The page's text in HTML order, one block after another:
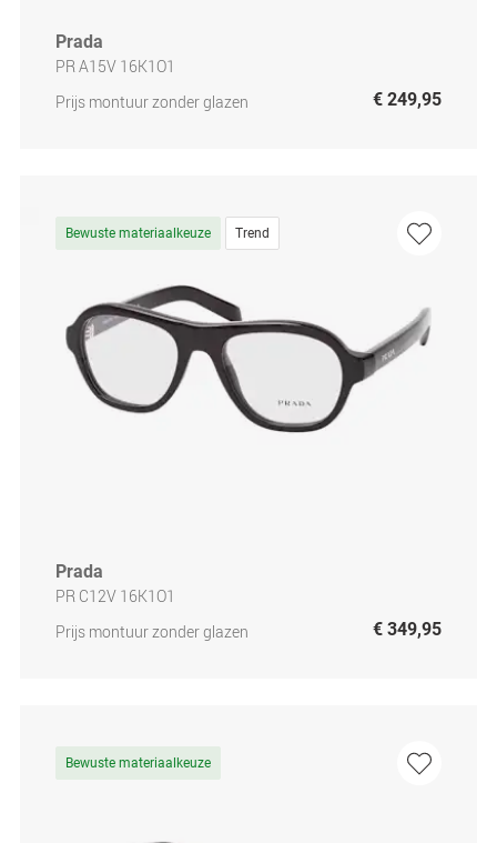
Prada
PR A15V 16K1O1
Prijs montuur zonder glazen
€ 249,95
Bewuste materiaalkeuze Trend
Prada
PR C12V 16K1O1
Prijs montuur zonder glazen
€ 349,95
Bewuste materiaalkeuze